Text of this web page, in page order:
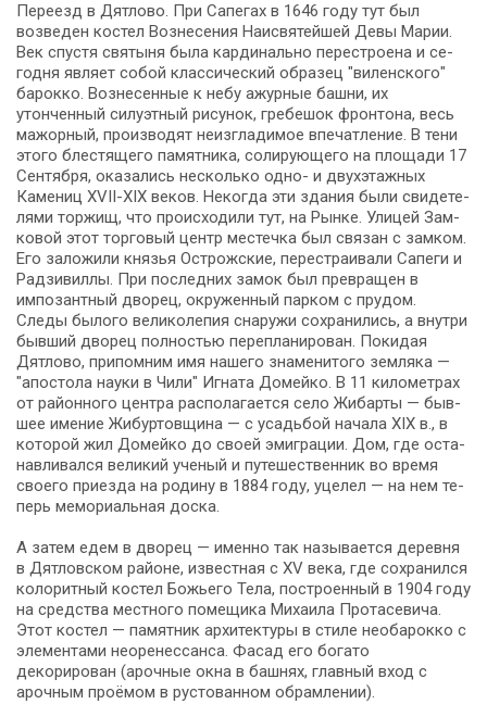
Пе­ре­езд в Дятлово. При Са­пе­гах в 1646 го­ду тут был
возведен ко­стел Воз­не­се­ния Наи­свя­тей­шей Де­вы Ма­рии.
Век спу­стя свя­ты­ня бы­ла кардинально перестроена и се­
год­ня яв­ля­ет со­бой классический об­ра­зец "ви­лен­ско­го"
ба­рок­ко. Вознесенные к небу ажурные баш­ни, их
утонченный силуэтный рисунок, гребешок фронтона, весь
мажорный, производят не­из­гла­ди­мое впе­чат­ле­ние. В тени
это­го блестящего па­мят­ни­ка, солирующего на пло­ща­ди 17
Сентября, ока­за­лись не­сколь­ко одно- и двух­этаж­ных
Камениц ХVІІ-ХІХ ве­ков. Некогда эти зда­ния бы­ли сви­де­те­
ля­ми торжищ, что происходили тут, на Рынке. Улицей Зам­
ко­вой этот тор­го­вый центр ме­с­теч­ка был свя­зан с зам­ком.
Его заложили князья Острожские, перестраивали Са­пе­ги и
Рад­зи­вил­лы. При по­след­них за­мок был превращен в
импозантный дворец, окру­жен­ный пар­ком с прудом.
Следы бы­ло­го великолепия сна­ру­жи со­хра­ни­лись, а внут­ри
быв­ший дво­рец пол­но­стью перепланирован. Покидая
Дятлово, припомним имя на­ше­го зна­ме­ни­то­го земляка —
"апостола науки в Чили" Игната Домейко. В 11 километрах
от рай­он­но­го цен­тра рас­по­ла­га­ет­ся се­ло Жибарты — быв­
шее име­ние Жибуртовщина — с усадь­бой на­ча­ла ХІХ в., в
ко­то­рой жил До­мей­ко до сво­ей эмиграции. Дом, где оста­
нав­ли­вал­ся ве­ли­кий уче­ный и пу­те­ше­ствен­ник во вре­мя
сво­е­го приезда на родину в 1884 го­ду, уцелел — на нем те­
перь мемориальная дос­ка.
А затем едем в дворец — имен­но так на­зы­ва­ет­ся де­рев­ня
в Дятловском рай­о­не, из­вест­ная с XV ве­ка, где со­хра­нил­ся
ко­ло­рит­ный ко­стел Божьего Тела, по­стро­ен­ный в 1904 го­ду
на средства мест­но­го помещика Ми­ха­и­ла Протасевича.
Этот ко­стел — па­мят­ник ар­хи­тек­ту­ры в сти­ле необа­рок­ко с
эле­мен­та­ми нео­ре­нес­сан­са. Фасад его бо­га­то
декорирован (арочные ок­на в башнях, глав­ный вход с
ароч­ным проёмом в рустованном обрамлении).